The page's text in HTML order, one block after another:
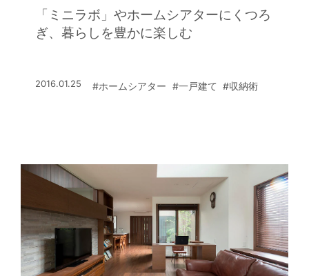
「ミニラボ」やホームシアターにくつろ
ぎ、暮らしを豊かに楽しむ
2016.01.25 #ホームシアター #一戸建て #収納術